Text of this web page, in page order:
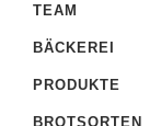
TEAM
BÄCKEREI
PRODUKTE
BROTSORTEN